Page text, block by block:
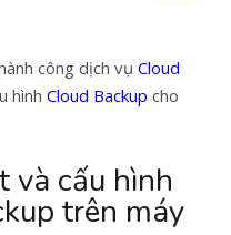
công dịch vụ Cloud
hình Cloud Backup cho
và cấu hình
trên máy